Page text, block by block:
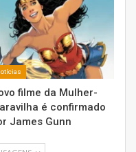
filme da Mulher-
é confirmado
James Gunn